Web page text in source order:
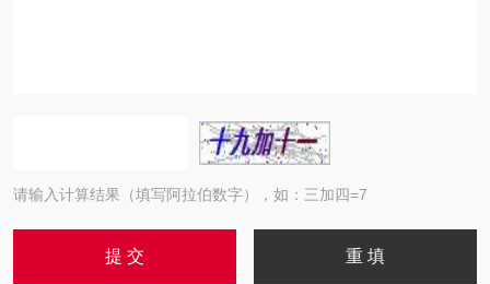
请输入计算结果（填写阿拉伯数字），如：三加四=7